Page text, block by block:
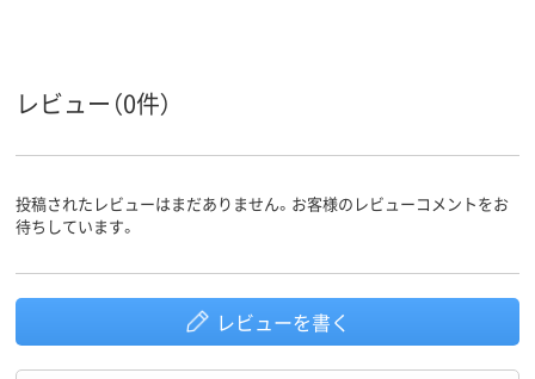
レビュー（0件）
投稿されたレビューはまだありません。お客様のレビューコメントをお
待ちしています。
レビューを書く